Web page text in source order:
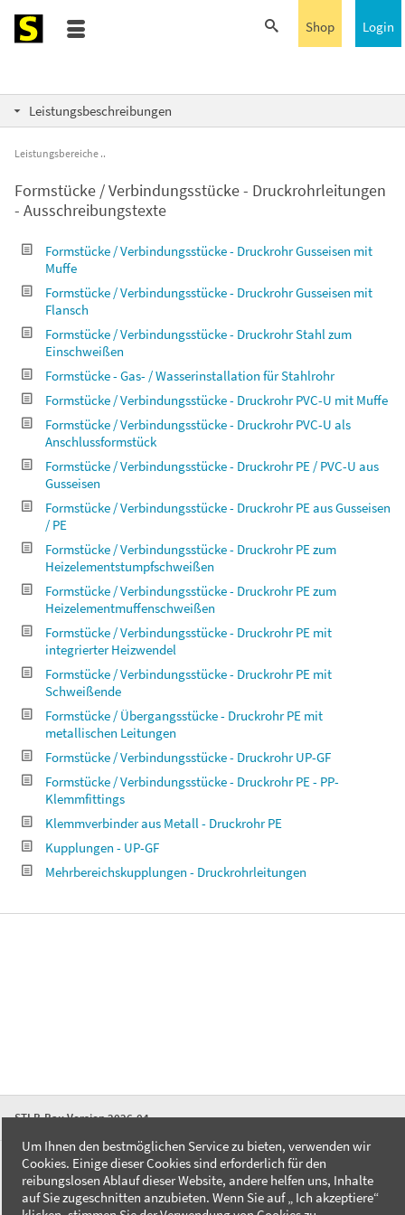
Login
Shop
Leistungsbeschreibungen
Leistungsbereiche
Formstücke / Verbindungsstücke - Druckrohrleitungen
- Ausschreibungstexte
Formstücke / Verbindungsstücke - Druckrohr Gusseisen mit
Muffe
Formstücke / Verbindungsstücke - Druckrohr Gusseisen mit
Flansch
Formstücke / Verbindungsstücke - Druckrohr Stahl zum
Einschweißen
Formstücke - Gas- / Wasserinstallation für Stahlrohr
Formstücke / Verbindungsstücke - Druckrohr PVC-U mit Muffe
Formstücke / Verbindungsstücke - Druckrohr PVC-U als
Anschlussformstück
Formstücke / Verbindungsstücke - Druckrohr PE / PVC-U aus
Gusseisen
Formstücke / Verbindungsstücke - Druckrohr PE aus Gusseisen
/ PE
Formstücke / Verbindungsstücke - Druckrohr PE zum
Heizelementstumpfschweißen
Formstücke / Verbindungsstücke - Druckrohr PE zum
Heizelementmuffenschweißen
Formstücke / Verbindungsstücke - Druckrohr PE mit
integrierter Heizwendel
Formstücke / Verbindungsstücke - Druckrohr PE mit
Schweißende
Formstücke / Übergangsstücke - Druckrohr PE mit
metallischen Leitungen
Formstücke / Verbindungsstücke - Druckrohr UP-GF
Formstücke / Verbindungsstücke - Druckrohr PE - PP-
Klemmfittings
Klemmverbinder aus Metall - Druckrohr PE
Kupplungen - UP-GF
Mehrbereichskupplungen - Druckrohrleitungen
STLB-Bau Version 2026-04
FAQ
Kontakt
Datenschutzerklärung
Um Ihnen den bestmöglichen Service zu bieten, verwenden wir
Cookies. Einige dieser Cookies sind erforderlich für den
reibungslosen Ablauf dieser Website, andere helfen uns, Inhalte
auf Sie zugeschnitten anzubieten. Wenn Sie auf „ Ich akzeptiere“